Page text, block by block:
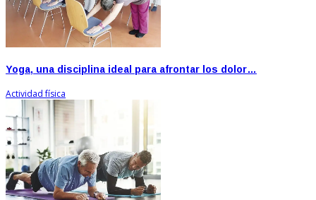
Yoga, una disciplina ideal para afrontar los dolor…
Actividad física